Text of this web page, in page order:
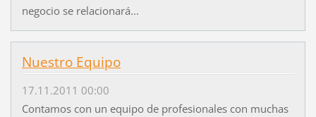
negocio se relacionará...
Nuestro Equipo
17.11.2011 00:00
Contamos con un equipo de profesionales con muchas